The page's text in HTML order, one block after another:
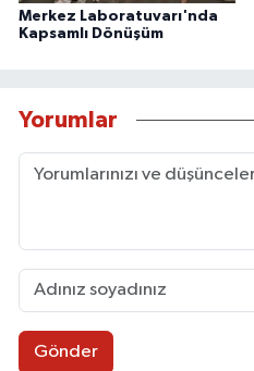
Merkez Laboratuvarı'nda
Kapsamlı Dönüşüm
Yorumlar
Gönder